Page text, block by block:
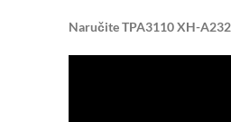
Naručite TPA3110 XH-